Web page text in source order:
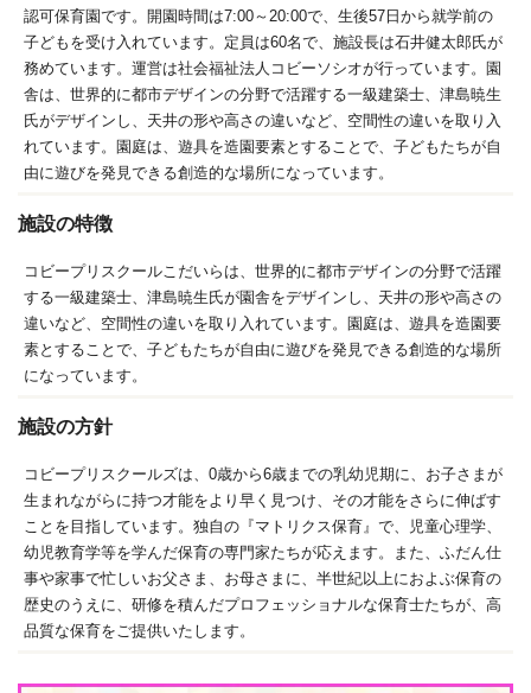
認可保育園です。開園時間は7:00～20:00で、生後57日から就学前の
子どもを受け入れています。定員は60名で、施設長は石井健太郎氏が
務めています。運営は社会福祉法人コビーソシオが行っています。園
舎は、世界的に都市デザインの分野で活躍する一級建築士、津島暁生
氏がデザインし、天井の形や高さの違いなど、空間性の違いを取り入
れています。園庭は、遊具を造園要素とすることで、子どもたちが自
由に遊びを発見できる創造的な場所になっています。
施設の特徴
コビープリスクールこだいらは、世界的に都市デザインの分野で活躍
する一級建築士、津島暁生氏が園舎をデザインし、天井の形や高さの
違いなど、空間性の違いを取り入れています。園庭は、遊具を造園要
素とすることで、子どもたちが自由に遊びを発見できる創造的な場所
になっています。
施設の方針
コビープリスクールズは、0歳から6歳までの乳幼児期に、お子さまが
生まれながらに持つ才能をより早く見つけ、その才能をさらに伸ばす
ことを目指しています。独自の『マトリクス保育』で、児童心理学、
幼児教育学等を学んだ保育の専門家たちが応えます。また、ふだん仕
事や家事で忙しいお父さま、お母さまに、半世紀以上におよぶ保育の
歴史のうえに、研修を積んだプロフェッショナルな保育士たちが、高
品質な保育をご提供いたします。